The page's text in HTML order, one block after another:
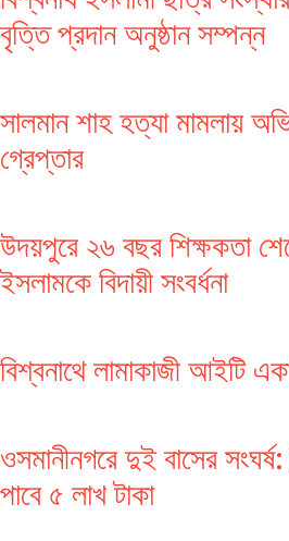
বৃত্তি প্রদান অনুষ্ঠান সম্পন্ন
সালমান শাহ হত্যা মামলায়
গ্রেপ্তার
উদয়পুরে ২৬ বছর শিক্ষকতা
ইসলামকে বিদায়ী সংবর্ধনা
বিশ্বনাথে লামাকাজী আইটি
ওসমানীনগরে দুই বাসের
পাবে ৫ লাখ টাকা